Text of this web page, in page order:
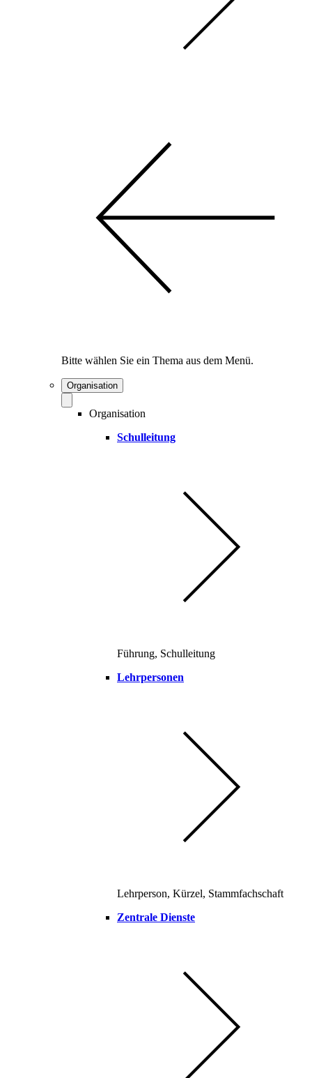
Bitte wählen Sie ein Thema aus dem Menü.
Organisation
Organisation
Schulleitung
Führung, Schulleitung
Lehrpersonen
Lehrperson, Kürzel, Stammfachschaft
Zentrale Dienste